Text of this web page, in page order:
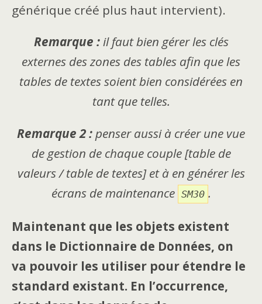
générique créé plus haut intervient).
Remarque :il faut bien gérer les clés
externes des zones des tables afin que les
tables de textes soient bien considérées en
tant que telles.
Remarque 2 :penser aussi à créer une vue
de gestion de chaque couple [table de
valeurs / table de textes] et à en générer les
écrans de maintenance SM30 .
Maintenant que les objets existent
dans le Dictionnaire de Données, on
va pouvoir les utiliser pour étendre le
standard existant. En l’occurrence,